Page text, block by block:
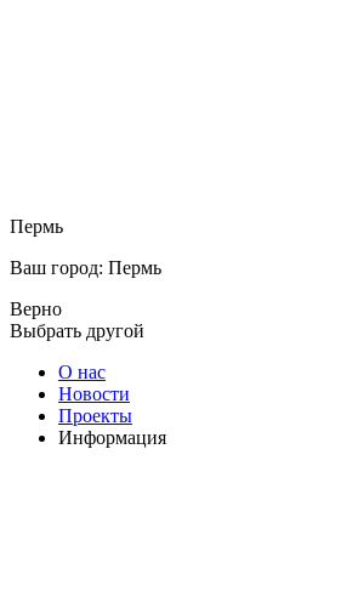
Пермь
Ваш город: Пермь
Верно
Выбрать другой
О нас
Новости
Проекты
Информация